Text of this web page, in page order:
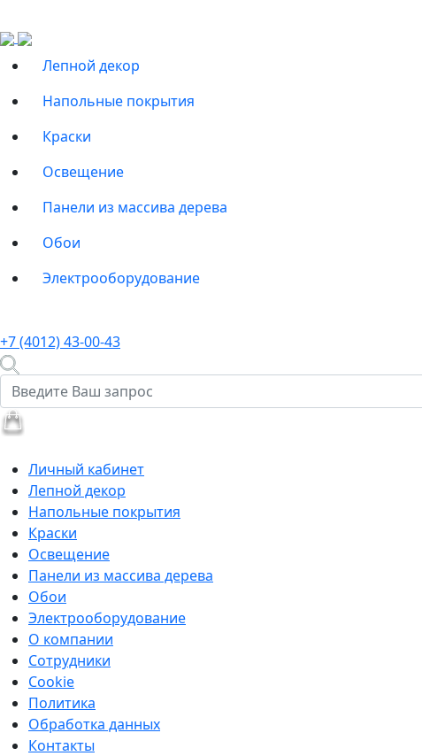
Лепной декор
Напольные покрытия
Краски
Освещение
Панели из массива дерева
Обои
Электрооборудование
+7 (4012) 43-00-43
Личный кабинет
Лепной декор
Напольные покрытия
Краски
Освещение
Панели из массива дерева
Обои
Электрооборудование
О компании
Сотрудники
Cookie
Политика
Обработка данных
Контакты